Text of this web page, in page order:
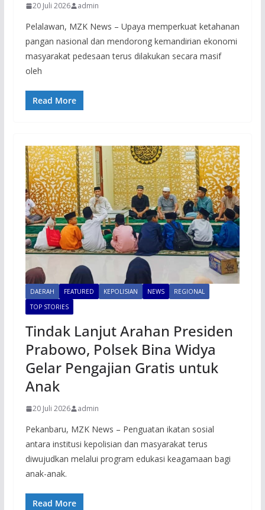
20 Juli 2026 admin
Pelalawan, MZK News – Upaya memperkuat ketahanan
pangan nasional dan mendorong kemandirian ekonomi
masyarakat pedesaan terus dilakukan secara masif
oleh
Read More
DAERAH FEATURED KEPOLISIAN NEWS
REGIONAL
TOP STORIES
Tindak Lanjut Arahan Presiden
Prabowo, Polsek Bina Widya
Gelar Pengajian Gratis untuk
Anak
20 Juli 2026 admin
Pekanbaru, MZK News – Penguatan ikatan sosial
antara institusi kepolisian dan masyarakat terus
diwujudkan melalui program edukasi keagamaan bagi
anak-anak.
Read More